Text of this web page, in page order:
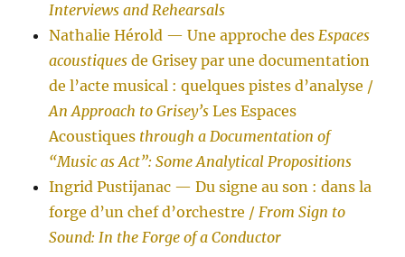
Interviews and Rehearsals
Nathalie Hérold — Une approche desEspaces
acoustiques de Grisey par une documentation
de l’acte musical : quelques pistes d’analyse /
An Approach to Grisey’s Les Espaces
Acoustiques through a Documentation of
“Music as Act”: Some Analytical Propositions
Ingrid Pustijanac — Du signe au son : dans la
forge d’un chef d’orchestre /From Sign to
Sound: In the Forge of a Conductor